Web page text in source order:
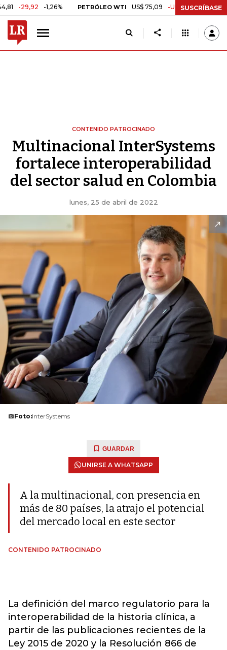
-1,26% PETRÓLEO WTI US$ 75,09 -US$ 0,24 -0,32% CAFÉ
SUSCRÍBASE
CONTENIDO PATROCINADO
Multinacional InterSystems
fortalece interoperabilidad
del sector salud en Colombia
lunes, 25 de abril de 2022
Foto:InterSystems
GUARDAR
UNIRSE A WHATSAPP
A la multinacional, con presencia en
más de 80 países, la atrajo el potencial
del mercado local en este sector
CONTENIDO PATROCINADO
La definición del marco regulatorio para la
interoperabilidad de la historia clínica, a
partir de las publicaciones recientes de la
Ley 2015 de 2020 y la Resolución 866 de